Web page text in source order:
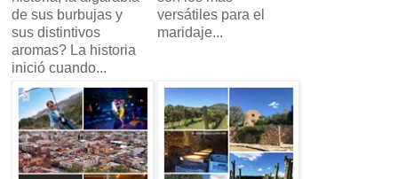
de sus burbujas y
sus distintivos
aromas? La historia
inició cuando...
versátiles para el
maridaje...